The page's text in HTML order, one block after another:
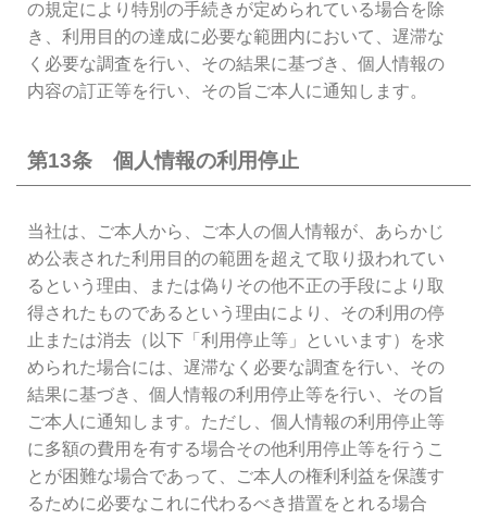
の規定により特別の手続きが定められている場合を除
き、利用目的の達成に必要な範囲内において、遅滞な
く必要な調査を行い、その結果に基づき、個人情報の
内容の訂正等を行い、その旨ご本人に通知します。
第13条 個人情報の利用停止
当社は、ご本人から、ご本人の個人情報が、あらかじ
め公表された利用目的の範囲を超えて取り扱われてい
るという理由、または偽りその他不正の手段により取
得されたものであるという理由により、その利用の停
止または消去（以下「利用停止等」といいます）を求
められた場合には、遅滞なく必要な調査を行い、その
結果に基づき、個人情報の利用停止等を行い、その旨
ご本人に通知します。ただし、個人情報の利用停止等
に多額の費用を有する場合その他利用停止等を行うこ
とが困難な場合であって、ご本人の権利利益を保護す
るために必要なこれに代わるべき措置をとれる場合